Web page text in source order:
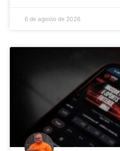
6 de agosto de 2026